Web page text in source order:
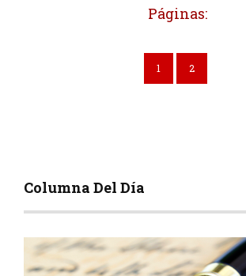
Páginas:
1 2
Columna Del Día